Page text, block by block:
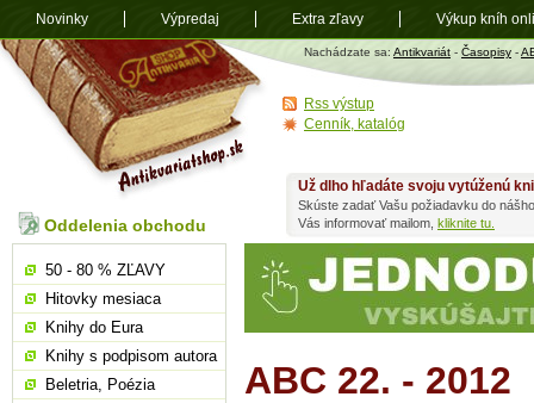
Antikvariát
shop.sk
Nachádzate sa: Antikvariát - Časopisy -
ABC 22. - 2012
Už dlho hľadáte svoju vytúženú
Skúste zadať Vašu požiadavku do
Vás informovať mailom, kliknite tu.
Oddelenia obchodu
50 - 80 % ZĽAVY
Hitovky mesiaca
Knihy do Eura
Knihy s podpisom autora
Beletria, Poézia
Rss výstup
Cenník, katalóg
Novinky Výpredaj Extra zľavy Výkup kníh